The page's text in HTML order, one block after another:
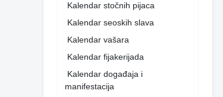
Kalendar stočnih pijaca
Kalendar seoskih slava
Kalendar vašara
Kalendar fijakerijada
Kalendar događaja i
manifestacija